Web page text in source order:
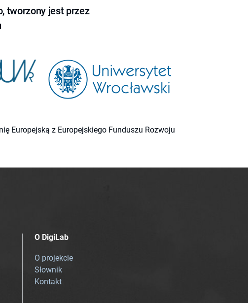
tworzony jest przez
Europejską z Europejskiego Funduszu Rozwoju
O DigiLab
O projekcie
Słownik
Kontakt